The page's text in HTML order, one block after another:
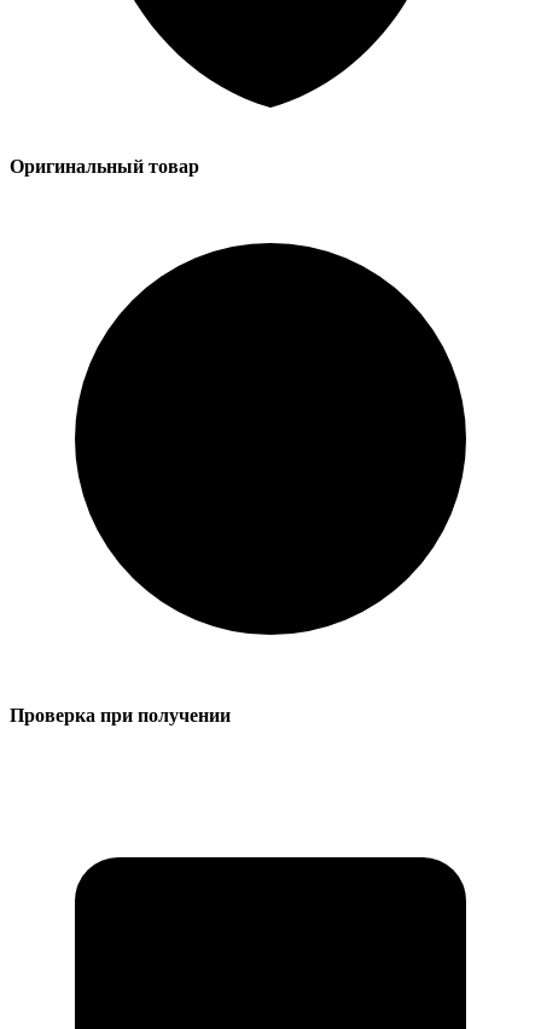
Оригинальный товар
Проверка при получении